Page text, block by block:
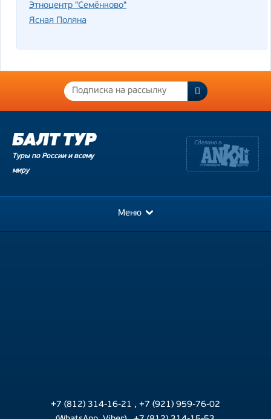
Этноцентр "Семёнково"
Ясная Поляна
Туры по России и всему
миру
Меню
+7 (812) 314-16-21 , +7 (921) 959-76-02